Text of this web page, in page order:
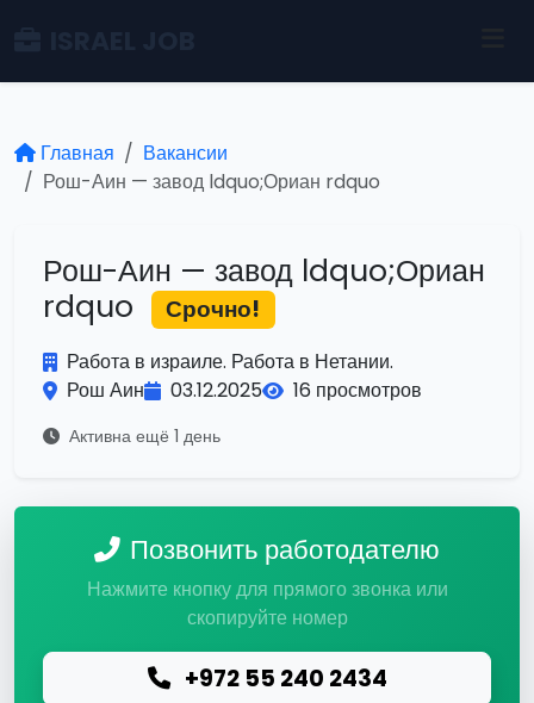
Главная
Вакансии
Рош-Аин — завод ldquo;Ориан rdquo
Рош-Аин — завод ldquo;Ориан
rdquo
Срочно!
Работа в израиле. Работа в Нетании.
Рош Аин
03.12.2025 16 просмотров
Активна ещё 1 день
Позвонить работодателю
Нажмите кнопку для прямого звонка или
скопируйте номер
+972 55 240 2434